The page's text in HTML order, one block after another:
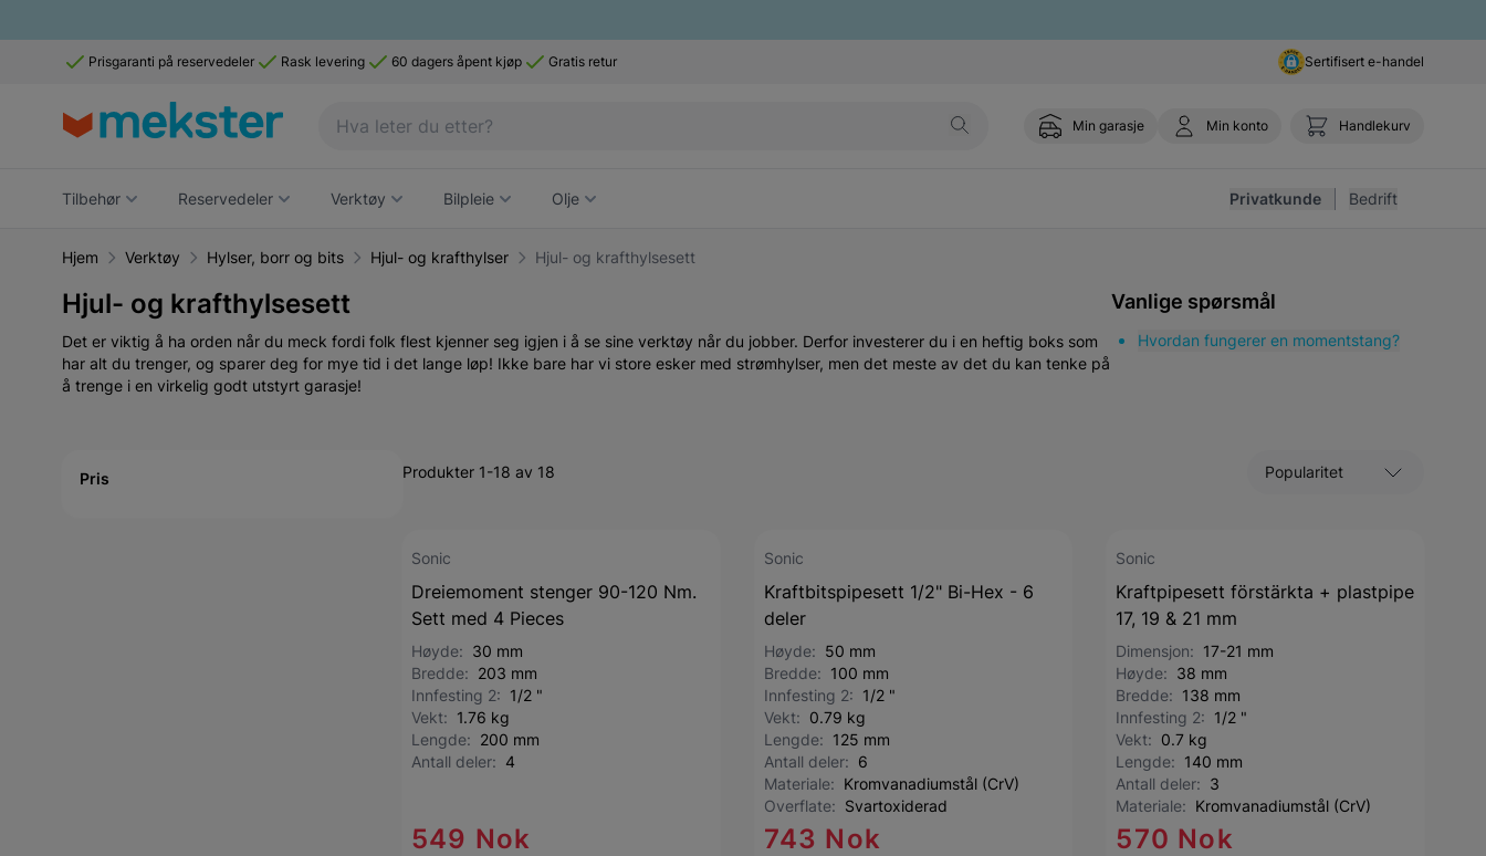
Prisgaranti på reservedeler Rask levering 60 dagers åpent kjøp Gratis retur Sertifisert e-handel
Min garasje Min konto Handlekurv
Tilbehør Reservedeler Verktøy Bilpleie Olje Privatkunde Bedrift
Hjem Verktøy Hylser, borr og bits Hjul- og krafthylser Hjul- og krafthylsesett
Hjul- og krafthylsesett
Det er viktig å ha orden når du meck fordi folk flest kjenner seg igjen i å se sine verktøy når du jobber. Derfor investerer du i en heftig boks som
har alt du trenger, og sparer deg for mye tid i det lange løp! Ikke bare har vi store esker med strømhylser, men det meste av det du kan tenke på
å trenge i en virkelig godt utstyrt garasje!
Vanlige spørsmål
Hvordan fungerer en momentstang?
Pris
Sorter etter
Produkter 1-18 av 18
Sonic
Dreiemoment stenger 90-120 Nm.
Sett med 4 Pieces
Høyde: 30 mm
Bredde: 203 mm
Innfesting 2: 1/2 "
Vekt: 1.76 kg
Lengde: 200 mm
Antall deler: 4
549 Nok
Sonic
Kraftbitspipesett 1/2" Bi-Hex - 6
deler
Høyde: 50 mm
Bredde: 100 mm
Innfesting 2: 1/2 "
Vekt: 0.79 kg
Lengde: 125 mm
Antall deler: 6
Materiale: Kromvanadiumstål (CrV)
Overflate: Svartoxiderad
743 Nok
Sonic
Kraftpipesett förstärkta + plastpipe
17, 19 & 21 mm
Dimensjon: 17-21 mm
Høyde: 38 mm
Bredde: 138 mm
Innfesting 2: 1/2 "
Vekt: 0.7 kg
Lengde: 140 mm
Antall deler: 3
Materiale: Kromvanadiumstål (CrV)
570 Nok